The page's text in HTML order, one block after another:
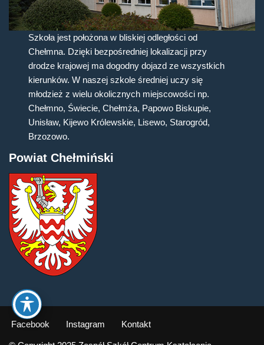
Szkoła jest położona w bliskiej odległości od
Chełmna. Dzięki bezpośredniej lokalizacji przy
drodze krajowej ma dogodny dojazd ze wszystkich
kierunków. W naszej szkole średniej uczy się
młodzież z wielu okolicznych miejscowości np.
Chełmno, Świecie, Chełmża, Papowo Biskupie,
Unisław, Kijewo Królewskie, Lisewo, Starogród,
Brzozowo.
Powiat Chełmiński
Facebook Instagram Kontakt